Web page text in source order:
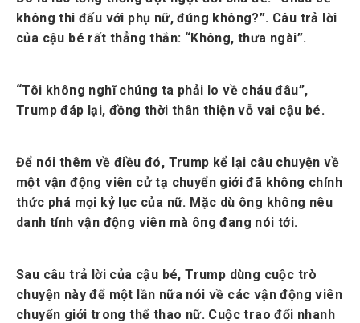
không thi đấu với phụ nữ, đúng không?”. Câu trả lời
của cậu bé rất thẳng thắn: “Không, thưa ngài”.
“Tôi không nghĩ chúng ta phải lo về cháu đâu”,
Trump đáp lại, đồng thời thân thiện vỗ vai cậu bé.
Để nói thêm về điều đó, Trump kể lại câu chuyện về
một vận động viên cử tạ chuyển giới đã không chính
thức phá mọi kỷ lục của nữ. Mặc dù ông không nêu
danh tính vận động viên mà ông đang nói tới.
Sau câu trả lời của cậu bé, Trump dùng cuộc trò
chuyện này để một lần nữa nói về các vận động viên
chuyển giới trong thể thao nữ. Cuộc trao đổi nhanh